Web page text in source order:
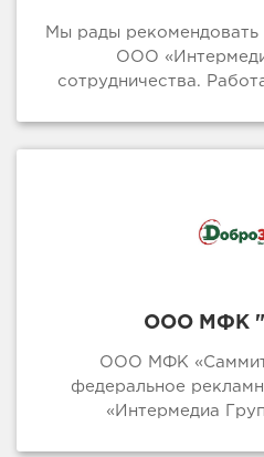
Мы рады рекомендовать
ООО
сотрудничества.
ООО МФК
ООО МФК
федеральное
«Интермедиа